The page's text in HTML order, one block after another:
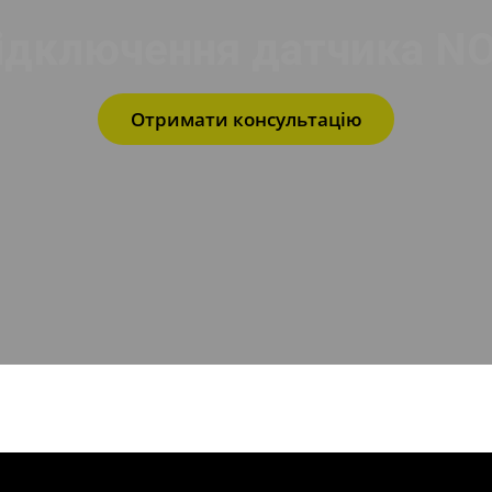
Отримати консультацію